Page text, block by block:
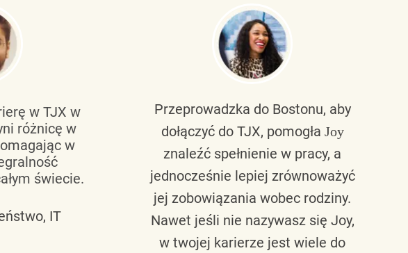
w TJX w
różnicę w
w
świecie.
IT
Przeprowadzka do Bostonu, aby
dołączyć do TJX, pomogła Joy
znaleźć spełnienie w pracy, a
jednocześnie lepiej zrównoważyć
jej zobowiązania wobec rodziny.
Nawet jeśli nie nazywasz się Joy,
w twojej karierze jest wiele do